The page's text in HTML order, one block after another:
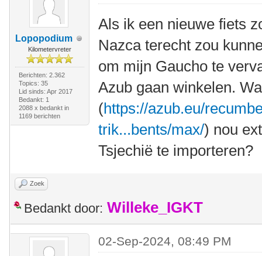
Lopopodium
Kilometervreter
Berichten: 2.362
Topics: 35
Lid sinds: Apr 2017
Bedankt: 1
2088 x bedankt in
1169 berichten
Als ik een nieuwe fiets
Nazca terecht zou
om mijn Gaucho te
Azub gaan winkelen.
(https://azub.eu/
trik...bents/max/) nou
Tsjechië te importeren?
Zoek
Bedankt door: Willeke_IGKT
02-Sep-2024, 08:49 PM